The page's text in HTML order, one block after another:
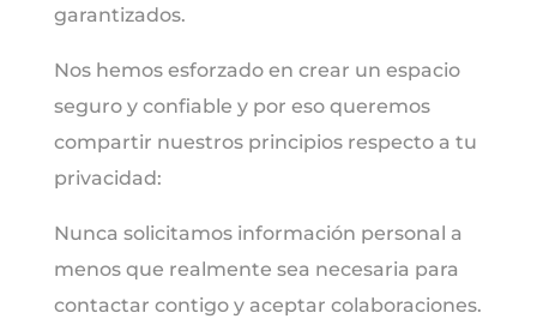
garantizados.
Nos hemos esforzado en crear un espacio
seguro y confiable y por eso queremos
compartir nuestros principios respecto a tu
privacidad:
Nunca solicitamos información personal a
menos que realmente sea necesaria para
contactar contigo y aceptar colaboraciones.